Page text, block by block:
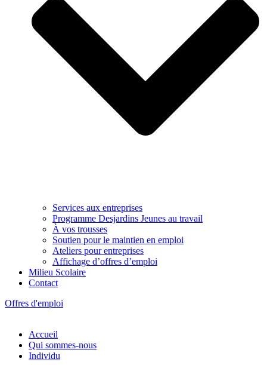
Services aux entreprises
Programme Desjardins Jeunes au travail
À vos trousses
Soutien pour le maintien en emploi
Ateliers pour entreprises
Affichage d’offres d’emploi
Milieu Scolaire
Contact
Offres d'emploi
Accueil
Qui sommes-nous
Individu